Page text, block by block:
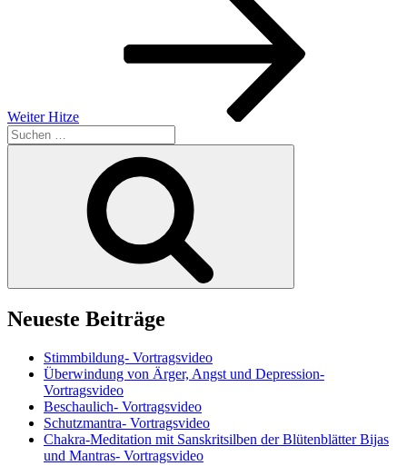
Weiter Hitze
Suchen
nach:
Neueste Beiträge
Stimmbildung- Vortragsvideo
Überwindung von Ärger, Angst und Depression-
Vortragsvideo
Beschaulich- Vortragsvideo
Schutzmantra- Vortragsvideo
Chakra-Meditation mit Sanskritsilben der Blütenblätter Bijas
und Mantras- Vortragsvideo